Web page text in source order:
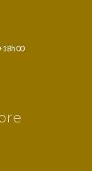
18h00